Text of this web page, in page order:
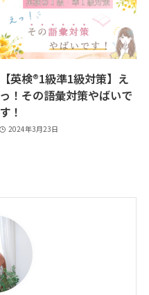
【英検®1級準1級対策】え
っ！その語彙対策やばいで
す！
2024年3月23日